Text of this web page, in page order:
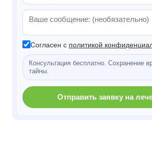
Согласен с политикой
Консультация бесплатно. Сохранение
тайны.
Отправить заявку на